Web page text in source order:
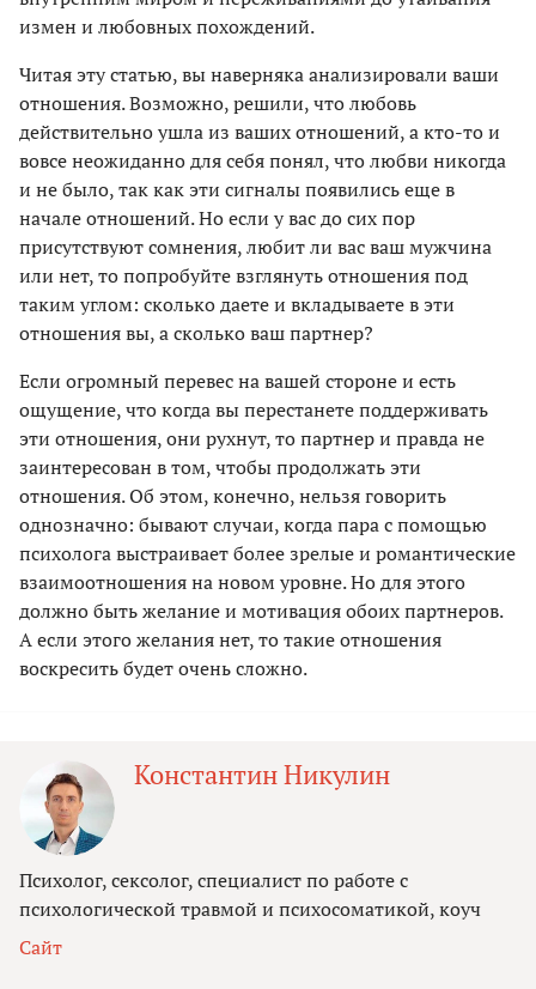
измен и любовных похождений.
Читая эту статью, вы наверняка анализировали ваши
отношения. Возможно, решили, что любовь
действительно ушла из ваших отношений, а кто-то и
вовсе неожиданно для себя понял, что любви никогда
и не было, так как эти сигналы появились еще в
начале отношений. Но если у вас до сих пор
присутствуют сомнения, любит ли вас ваш мужчина
или нет, то попробуйте взглянуть отношения под
таким углом: сколько даете и вкладываете в эти
отношения вы, а сколько ваш партнер?
Если огромный перевес на вашей стороне и есть
ощущение, что когда вы перестанете поддерживать
эти отношения, они рухнут, то партнер и правда не
заинтересован в том, чтобы продолжать эти
отношения. Об этом, конечно, нельзя говорить
однозначно: бывают случаи, когда пара с помощью
психолога выстраивает более зрелые и романтические
взаимоотношения на новом уровне. Но для этого
должно быть желание и мотивация обоих партнеров.
А если этого желания нет, то такие отношения
воскресить будет очень сложно.
Константин Никулин
Психолог, сексолог, специалист по работе ‌с
психологической травмой и психосоматикой, коуч
Сайт